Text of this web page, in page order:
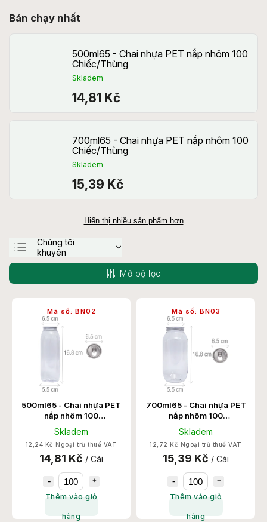
Bán chạy nhất
500ml65 - Chai nhựa PET nắp nhôm 100
Chiếc/Thùng
Skladem
14,81 Kč
700ml65 - Chai nhựa PET nắp nhôm 100
Chiếc/Thùng
Skladem
15,39 Kč
Hiển thị nhiều sản phẩm hơn
Chúng tôi
khuyên
Đắt nhất
Bán chạy nhất
theo thứ tự abc
Mở bộ lọc
500ml65 - Chai nhựa PET
nắp nhôm 100
Chiếc/Thùng
Skladem
12,24 Kč Ngoại trừ thuế VAT
14,81 Kč / Cái
Thêm vào giỏ
hàng
Mã số: BN02
700ml65 - Chai nhựa PET
nắp nhôm 100
Chiếc/Thùng
Skladem
12,72 Kč Ngoại trừ thuế VAT
15,39 Kč / Cái
Thêm vào giỏ
hàng
Mã số: BN03